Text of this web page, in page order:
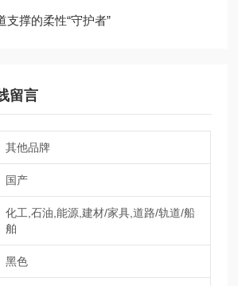
支撑的柔性“守护者”
留言
其他品牌
国产
化工,石油,能源,建材/家具,道路/轨道/船
舶
黑色